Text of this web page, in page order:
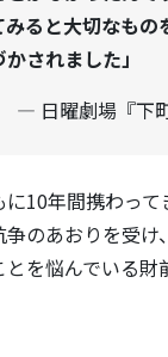
ると大切なもの
されました」
日曜劇場『下
10年間携わっ
のあおりを受け
を悩んでいる財